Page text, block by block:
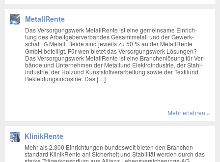
MetallRente
Das Ver­sor­gungs­werk Metall­Ren­te ist eine gemein­sa­me Ein­rich­
tung des Arbeit­ge­ber­ver­ban­des Gesamt­me­tall und der Gewerk­
schaft IG Metall. Bei­de sind jeweils zu 50 % an der Metall­Ren­te
GmbH betei­ligt. Für wen bie­tet das Ver­sor­gungs­werk Lösun­gen?
Das Ver­sor­gungs­werk Metall­Ren­te ist eine Bran­chen­lö­sung für Ver­
bän­de und Unter­neh­men der Metal­lund Elek­tro­in­dus­trie, der Stahl­
in­dus­trie, der Hol­zund Kunst­stoff­ver­ar­bei­tung sowie der Tex­ti­lund
Beklei­dungs­in­dus­trie. Das […]
Mehr erfah­ren »
KlinikRente
Mehr als 2.300 Ein­rich­tun­gen bun­des­weit bie­ten den Bran­chen­
stan­dard Kli­ni­k­Ren­te an! Sicher­heit und Sta­bi­li­tät wer­den durch das